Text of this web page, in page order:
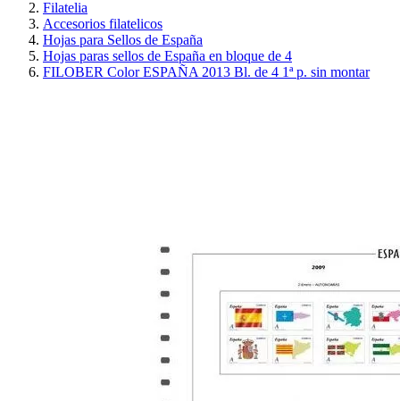
Filatelia
Accesorios filatelicos
Hojas para Sellos de España
Hojas paras sellos de España en bloque de 4
FILOBER Color ESPAÑA 2013 Bl. de 4 1ª p. sin montar